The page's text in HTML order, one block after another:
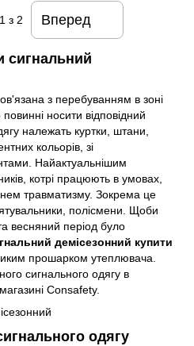
1з 2 Вперед
сигнальний
з перебуванням в зоні
носити відповідний
належать куртки, штани,
кольорів, зі
Найактуальнішим
котрі працюють в умовах,
травматизму. Зокрема це
полісмени. Щоби
весняний період було
демісезонний купити
прошарком утеплювача.
сигнального одягу в
Consafety.
одягу